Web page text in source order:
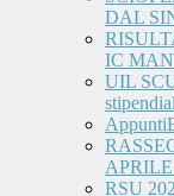
DAL
IC
UIL
RSU